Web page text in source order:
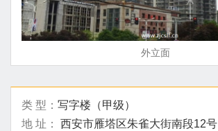
外立面
类 型： 写字楼（甲级）
地 址：
西安市雁塔区朱雀大街南段12号